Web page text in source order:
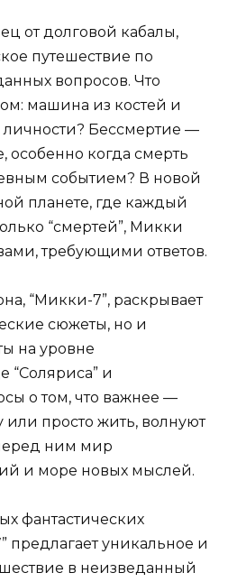
от долговой кабалы,
путешествие по
вопросов. Что
машина из костей и
Бессмертие —
особенно когда смерть
событием? В новой
планете, где каждый
“смертей”, Микки
требующими ответов.
“Микки-7”, раскрывает
сюжеты, но и
на уровне
“Соляриса” и
о том, что важнее —
или просто жить, волнуют
ним мир
и море новых мыслей.
фантастических
предлагает уникальное и
в неизведанный